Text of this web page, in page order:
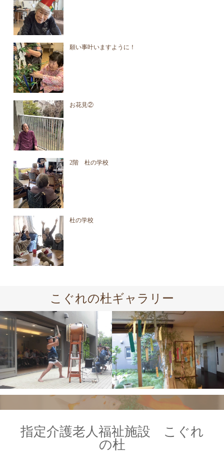
願い事叶いますように！
お花見②
2階 杜の学校
杜の学校
こぐれの杜ギャラリー
指定介護老人福祉施設 こぐれ
の杜